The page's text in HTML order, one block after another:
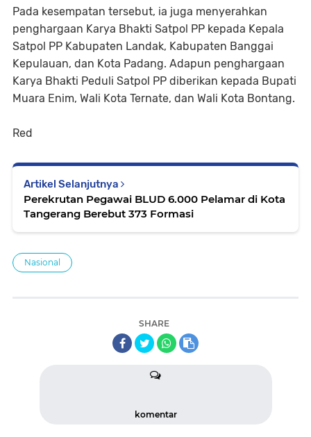
Pada kesempatan tersebut, ia juga menyerahkan
penghargaan Karya Bhakti Satpol PP kepada Kepala
Satpol PP Kabupaten Landak, Kabupaten Banggai
Kepulauan, dan Kota Padang. Adapun penghargaan
Karya Bhakti Peduli Satpol PP diberikan kepada Bupati
Muara Enim, Wali Kota Ternate, dan Wali Kota Bontang.
Red
Artikel Selanjutnya
Perekrutan Pegawai BLUD 6.000 Pelamar di Kota
Tangerang Berebut 373 Formasi
Nasional
SHARE
komentar